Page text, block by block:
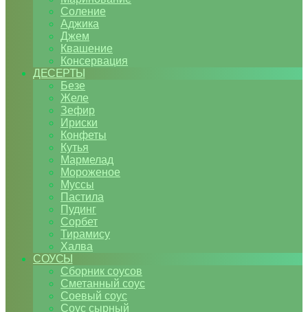
Соление
Аджика
Джем
Квашение
Консервация
ДЕСЕРТЫ
Безе
Желе
Зефир
Ириски
Конфеты
Кутья
Мармелад
Мороженое
Муссы
Пастила
Пудинг
Сорбет
Тирамису
Халва
СОУСЫ
Сборник соусов
Сметанный соус
Соевый соус
Соус сырный